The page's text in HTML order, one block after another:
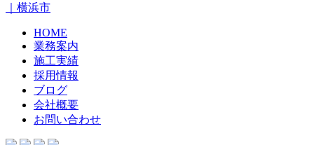
｜横浜市
HOME
業務案内
施工実績
採用情報
ブログ
会社概要
お問い合わせ